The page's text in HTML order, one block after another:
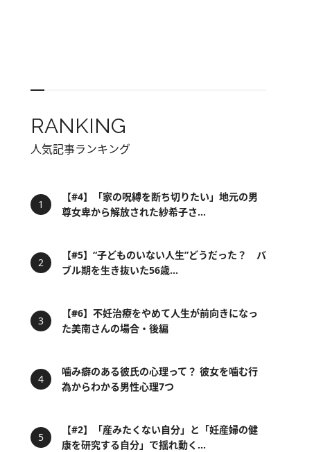
RANKING
人気記事ランキング
【#4】「家の呪縛を断ち切りたい」地元の男
尊女卑から解放された紗希子さ...
【#5】“子どものいない人生”どうだった？ バ
ブル期を生き抜いた56歳...
【#6】不妊治療をやめて人生が前向きになっ
た美南さんの場合・後編
噛み癖のある彼氏の心理って？ 彼女を噛む行
為からわかる男性心理7つ
【#2】「産みたくない自分」と「妊産婦の健
康を研究する自分」で揺れ動く...